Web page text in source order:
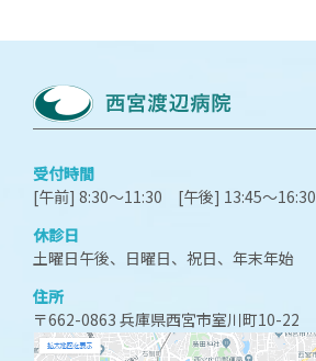
受付時間
[午前] 8:30～11:30 [午後] 13:45～16:30
休診日
土曜日午後、日曜日、祝日、年末年始
住所
〒662-0863 兵庫県西宮市室川町10-22